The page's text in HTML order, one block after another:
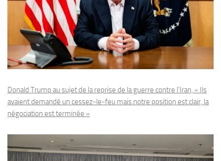
Donald Trump au sujet de la reprise de la guerre contre l’Iran, « Ils
avaient demandé un cessez-le-feu mais notre position est clair, la
négociation est terminée »